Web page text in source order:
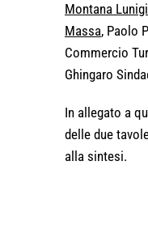
Montana
Massa, Paolo
Commercio
Ghingaro
In allegato a
delle due
alla sintesi.